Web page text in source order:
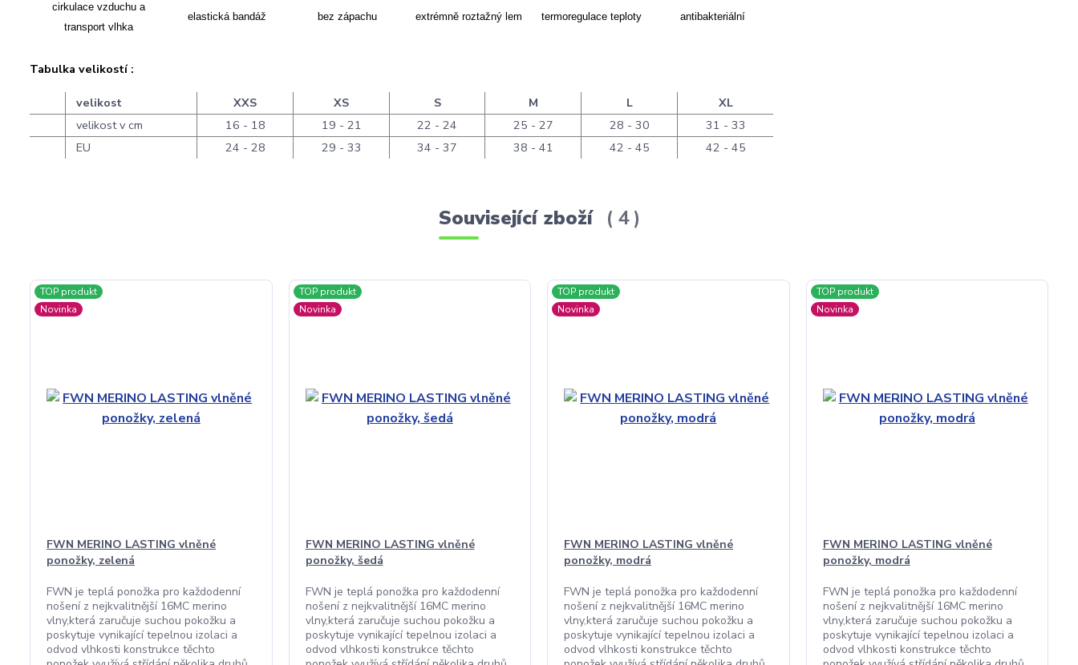
cirkulace vzduchu a
transport vlhka
elastická bandáž bez zápachu extrémně roztažný lem termoregulace teploty antibakteriální
Tabulka velikostí :
velikost XXS XS S M L
XL
velikost v cm
16 - 18 19 - 21 22 - 24 25 - 27 28 - 30
31 - 33
EU
24 - 28 29 - 33 34 - 37 38 - 41 42 - 45 42 - 45
Související zboží 4
TOP produkt
Novinka
FWN MERINO LASTING vlněné
ponožky, zelená
FWN je teplá ponožka pro každodenní
nošení z nejkvalitnější 16MC merino
vlny,která zaručuje suchou pokožku a
poskytuje vynikající tepelnou izolaci a
odvod vlhkosti konstrukce těchto
TOP produkt
Novinka
FWN MERINO LASTING vlněné
ponožky, šedá
FWN je teplá ponožka pro každodenní
nošení z nejkvalitnější 16MC merino
vlny,která zaručuje suchou pokožku a
poskytuje vynikající tepelnou izolaci a
odvod vlhkosti konstrukce těchto
TOP produkt
Novinka
FWN MERINO LASTING vlněné
ponožky, modrá
FWN je teplá ponožka pro každodenní
nošení z nejkvalitnější 16MC merino
vlny,která zaručuje suchou pokožku a
poskytuje vynikající tepelnou izolaci a
odvod vlhkosti konstrukce těchto
TOP produkt
Novinka
FWN MERINO LASTING vlněné
ponožky, modrá
FWN je teplá ponožka pro každodenní
nošení z nejkvalitnější 16MC merino
vlny,která zaručuje suchou pokožku a
poskytuje vynikající tepelnou izolaci a
odvod vlhkosti konstrukce těchto